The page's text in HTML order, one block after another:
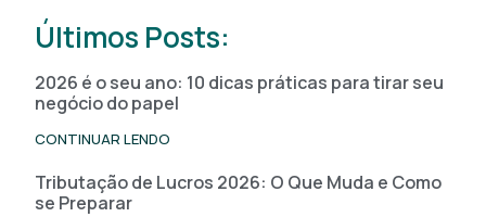
Últimos Posts:
2026 é o seu ano: 10 dicas práticas para tirar seu
negócio do papel
CONTINUAR LENDO
Tributação de Lucros 2026: O Que Muda e Como
se Preparar